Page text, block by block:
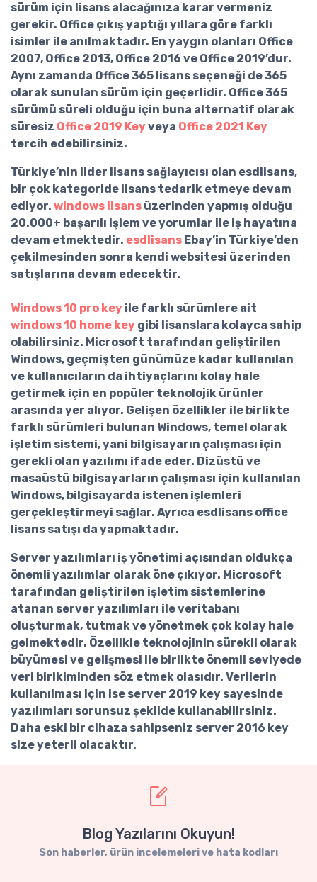
sürüm için lisans alacağınıza karar vermeniz
gerekir. Office çıkış yaptığı yıllara göre farklı
isimler ile anılmaktadır. En yaygın olanları Office
2007, Office 2013, Office 2016 ve Office 2019’dur.
Aynı zamanda Office 365 lisans seçeneği de 365
olarak sunulan sürüm için geçerlidir. Office 365
sürümü süreli olduğu için buna alternatif olarak
süresiz Office 2019 Keyveya Office 2021 Key
tercih edebilirsiniz.
Türkiye’nin lider lisans sağlayıcısı olan esdlisans,
bir çok kategoride lisans tedarik etmeye devam
ediyor. windows lisans üzerinden yapmış olduğu
20.000+ başarılı işlem ve yorumlar ile iş hayatına
devam etmektedir. esdlisans Ebay’in Türkiye’den
çekilmesinden sonra kendi websitesi üzerinden
satışlarına devam edecektir.
Windows 10 pro key ile farklı sürümlere ait
windows 10 home key gibi lisanslara kolayca sahip
olabilirsiniz. Microsoft tarafından geliştirilen
Windows, geçmişten günümüze kadar kullanılan
ve kullanıcıların da ihtiyaçlarını kolay hale
getirmek için en popüler teknolojik ürünler
arasında yer alıyor. Gelişen özellikler ile birlikte
farklı sürümleri bulunan Windows, temel olarak
işletim sistemi, yani bilgisayarın çalışması için
gerekli olan yazılımı ifade eder. Dizüstü ve
masaüstü bilgisayarların çalışması için kullanılan
Windows, bilgisayarda istenen işlemleri
gerçekleştirmeyi sağlar. Ayrıca esdlisans office
lisans satışı da yapmaktadır.
Server yazılımları iş yönetimi açısından oldukça
önemli yazılımlar olarak öne çıkıyor. Microsoft
tarafından geliştirilen işletim sistemlerine
atanan server yazılımları ile veritabanı
oluşturmak, tutmak ve yönetmek çok kolay hale
gelmektedir. Özellikle teknolojinin sürekli olarak
büyümesi ve gelişmesi ile birlikte önemli seviyede
veri birikiminden söz etmek olasıdır. Verilerin
kullanılması için ise server 2019 key sayesinde
yazılımları sorunsuz şekilde kullanabilirsiniz.
Daha eski bir cihaza sahipseniz server 2016 key
size yeterli olacaktır.
Blog Yazılarını Okuyun!
Son haberler, ürün incelemeleri ve hata kodları